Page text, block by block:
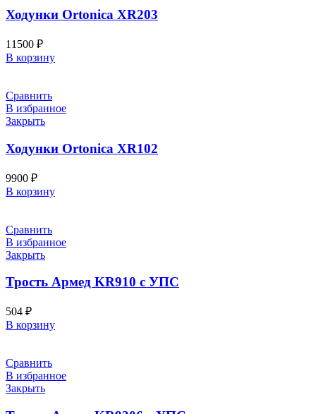
Ходунки Ortonica XR203
11500 ₽
В корзину
Сравнить
В избранное
Закрыть
Ходунки Ortonica XR102
9900 ₽
В корзину
Сравнить
В избранное
Закрыть
Трость Армед KR910 с УПС
504 ₽
В корзину
Сравнить
В избранное
Закрыть